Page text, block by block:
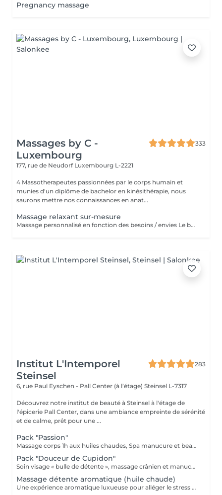
Pregnancy massage
Massages by C -
Luxembourg
333
177, rue de Neudorf Luxembourg L-2221
4 Massotherapeutes passionnées par le corps humain et
munies d'un diplôme de bachelor en kinésithérapie, nous
saurons mettre nos connaissances en anat...
Massage relaxant sur-mesure
Massage personnalisé en fonction des besoins / envies Le but de ce massage sera la détente et la relaxation, le rythme sera plutôt lent et la pression modérée
Institut L'Intemporel
Steinsel
283
6, rue Paul Eyschen - Pall Center (à l’étage) Steinsel L-7317
Découvrez notre institut de beauté à Steinsel à l'étage de
l'épicerie Pall Center, dans une ambiance empreinte de sérénité
et de calme, prêt pour une ...
Pack "Passion"
Massage corps 1h aux huiles chaudes, Spa manucure et beauté des pieds + bain de paraffine
Pack "Douceur de Cupidon"
Soin visage « bulle de détente », massage crânien et manucure
Massage détente aromatique (huile chaude)
Une expérience aromatique luxueuse pour alléger le stress et la tension. Ce massage relaxera votre corps et votre esprit en profondeur. Il vous procurera un sentiment agréable de bien-être, de décontraction des muscles, une meilleure circulation sanguine, de l'hydratation et de la tonicité.